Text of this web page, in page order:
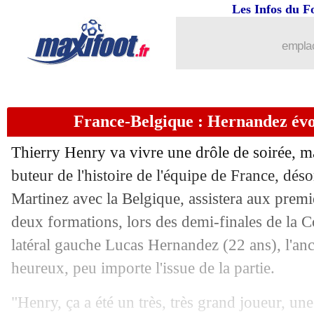
Les Infos du
France-Belgique : Hernandez
Thierry Henry va vivre une drôle de soirée,
buteur de l'histoire de l'équipe de France,
Martinez avec la Belgique, assistera aux
deux formations, lors des demi-finales de la
latéral gauche Lucas Hernandez (22 ans),
heureux, peu importe l'issue de la partie.
"Henry, ça a été un très, très grand joueur,
: Séville cible Batshuayi
07/07 Amiens: Kakuta s'éloigne...
Milan: Halilovic jusqu'en 2021
07/07 VIDEO : Neymar encore moqué par
07/07 ASSE: Pierre-Gabriel proche de
07/07 Audience TV: record du Mondial
07/07 PSG : un prétendant pour Jesé